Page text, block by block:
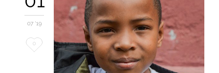
07 '19
Love
0